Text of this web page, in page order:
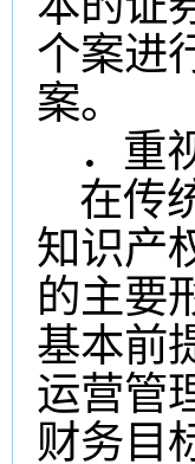
个案进
案。
．重
在传
知识产
的主要
基本前
运营管
财务目